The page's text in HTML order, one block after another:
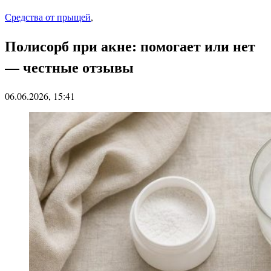
Средства от прыщей,
Полисорб при акне: помогает или нет
— честные отзывы
06.06.2026, 15:41